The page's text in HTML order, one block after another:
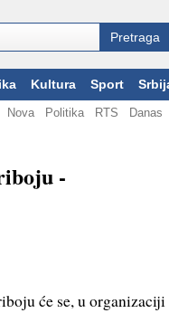
Kultura Sport
Nova Politika RTS Danas
-
će se, u